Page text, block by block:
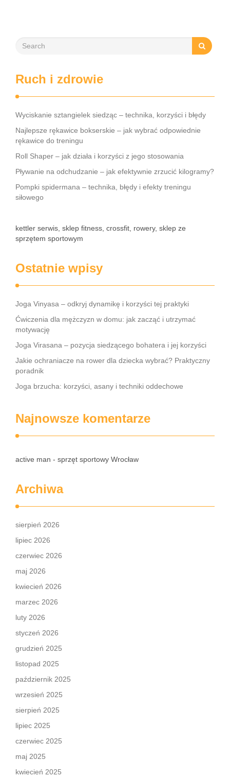
Ruch i zdrowie
Wyciskanie sztangielek siedząc – technika, korzyści i błędy
Najlepsze rękawice bokserskie – jak wybrać odpowiednie
rękawice do treningu
Roll Shaper – jak działa i korzyści z jego stosowania
Pływanie na odchudzanie – jak efektywnie zrzucić kilogramy?
Pompki spidermana – technika, błędy i efekty treningu
siłowego
kettler serwis, sklep fitness, crossfit, rowery, sklep ze
sprzętem sportowym
Ostatnie wpisy
Joga Vinyasa – odkryj dynamikę i korzyści tej praktyki
Ćwiczenia dla mężczyzn w domu: jak zacząć i utrzymać
motywację
Joga Virasana – pozycja siedzącego bohatera i jej korzyści
Jakie ochraniacze na rower dla dziecka wybrać? Praktyczny
poradnik
Joga brzucha: korzyści, asany i techniki oddechowe
Najnowsze komentarze
active man - sprzęt sportowy Wrocław
Archiwa
sierpień 2026
lipiec 2026
czerwiec 2026
maj 2026
kwiecień 2026
marzec 2026
luty 2026
styczeń 2026
grudzień 2025
listopad 2025
październik 2025
wrzesień 2025
sierpień 2025
lipiec 2025
czerwiec 2025
maj 2025
kwiecień 2025